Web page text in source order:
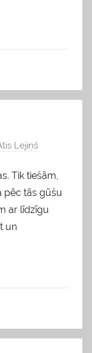
Lejiņš
Tik tiešām,
pēc tās gūšu
ar līdzīgu
un